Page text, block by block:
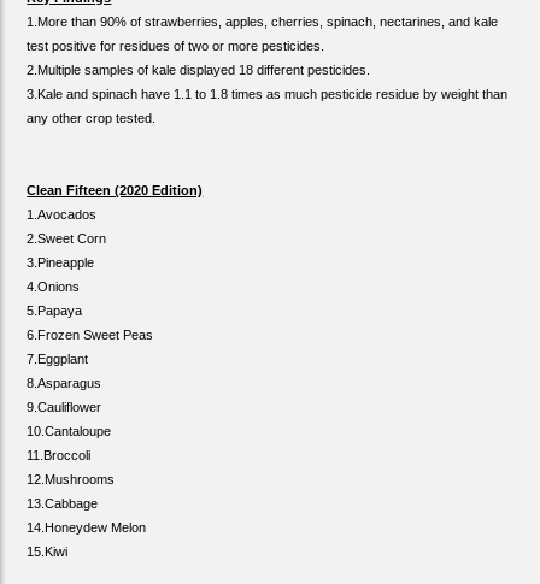
1.More than 90% of strawberries, apples, cherries, spinach, nectarines, and kale
test positive for residues of two or more pesticides.
2.Multiple samples of kale displayed 18 different pesticides.
3.Kale and spinach have 1.1 to 1.8 times as much pesticide residue by weight than
any other crop tested.
Clean Fifteen (2020 Edition)
1.Avocados
2.Sweet Corn
3.Pineapple
4.Onions
5.Papaya
6.Frozen Sweet Peas
7.Eggplant
8.Asparagus
9.Cauliflower
10.Cantaloupe
11.Broccoli
12.Mushrooms
13.Cabbage
14.Honeydew Melon
15.Kiwi